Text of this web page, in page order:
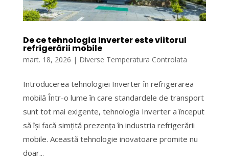
De ce tehnologia Inverter este viitorul
refrigerării mobile
mart. 18, 2026 | Diverse Temperatura Controlata
Introducerea tehnologiei Inverter în refrigerarea
mobilă Într-o lume în care standardele de transport
sunt tot mai exigente, tehnologia Inverter a început
să își facă simțită prezența în industria refrigerării
mobile. Această tehnologie inovatoare promite nu
doar...